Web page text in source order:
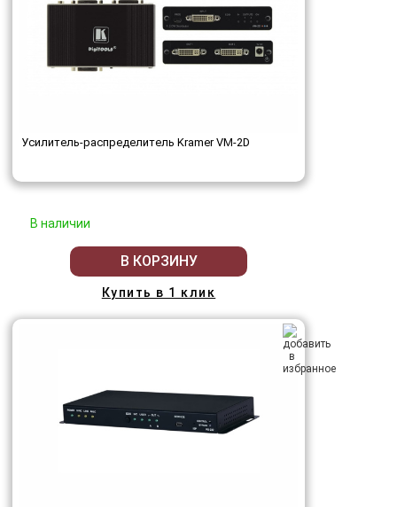
Усилитель-распределитель Kramer VM-2D
В наличии
В КОРЗИНУ
Купить в 1 клик